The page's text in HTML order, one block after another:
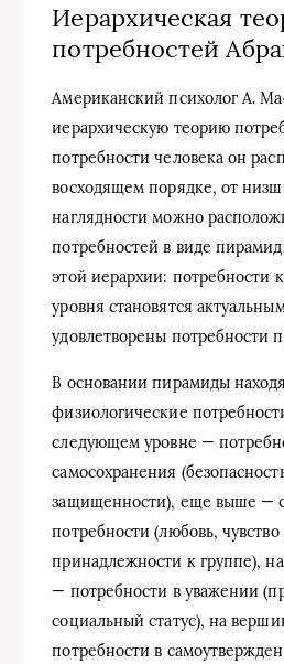
Иерархическая
потребностей
Американский психолог А.
иерархическую теорию
потребности человека он
восходящем порядке, от
наглядности можно
потребностей в виде
этой иерархии: потребности
уровня становятся
удовлетворены потребности
В основании пирамиды
физиологические
следующем уровне —
самосохранения
защищенности), еще выше —
потребности (любовь,
принадлежности к группе),
— потребности в уважении
социальный статус), на
потребности в